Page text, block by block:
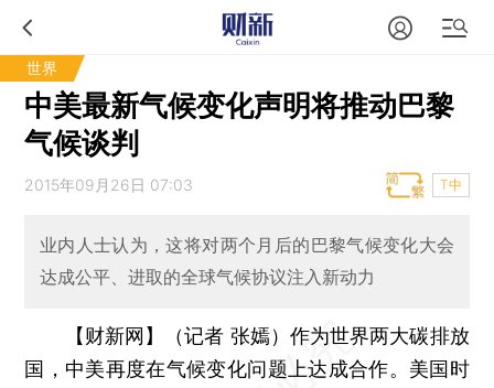
世界
中美最新气候变化声明将推动巴黎
气候谈判
2015年09月26日 07:03 T中
业内人士认为，这将对两个月后的巴黎气候变化大会
达成公平、进取的全球气候协议注入新动力
【财新网】（记者 张嫣） 作为世界两大碳排放
国，中美再度在气候变化问题上达成合作。美国时